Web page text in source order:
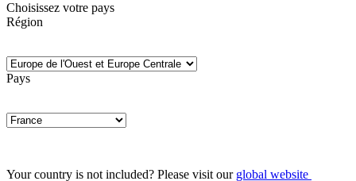
Choisissez votre pays
Région
Pays
Your country is not included? Please visit our global website